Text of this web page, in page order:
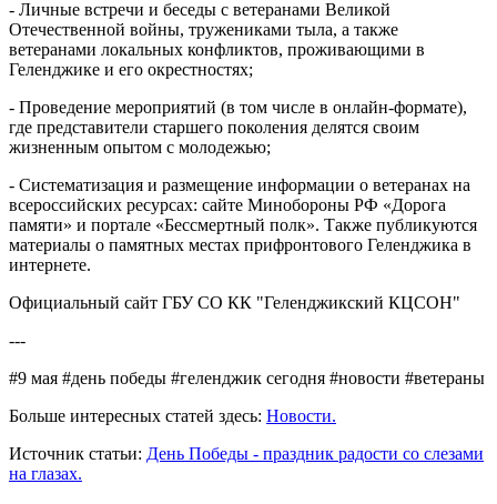
- Личные встречи и беседы с ветеранами Великой
Отечественной войны, тружениками тыла, а также
ветеранами локальных конфликтов, проживающими в
Геленджике и его окрестностях;
- Проведение мероприятий (в том числе в онлайн-формате),
где представители старшего поколения делятся своим
жизненным опытом с молодежью;
- Систематизация и размещение информации о ветеранах на
всероссийских ресурсах: сайте Минобороны РФ «Дорога
памяти» и портале «Бессмертный полк». Также публикуются
материалы о памятных местах прифронтового Геленджика в
интернете.
Официальный сайт ГБУ СО КК "Геленджикский КЦСОН"
---
#9 мая #день победы #геленджик сегодня #новости #ветераны
Больше интересных статей здесь: Новости.
Источник статьи: День Победы - праздник радости со слезами
на глазах.